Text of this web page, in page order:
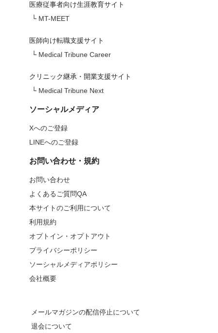
医療従事者向け生涯教育サイト
└ MT-MEET
医師向け転職支援サイト
└ Medical Tribune Career
クリニック継承・開業支援サイト
└ Medical Tribune Next
ソーシャルメディア
Xへのご登録
LINEへのご登録
お問い合わせ・規約
お問い合わせ
よくあるご質問QA
本サイトのご利用について
利用規約
オプトイン・オプトアウト
プライバシーポリシー
ソーシャルメディアポリシー
会社概要
メールマガジンの配信停止について
退会について